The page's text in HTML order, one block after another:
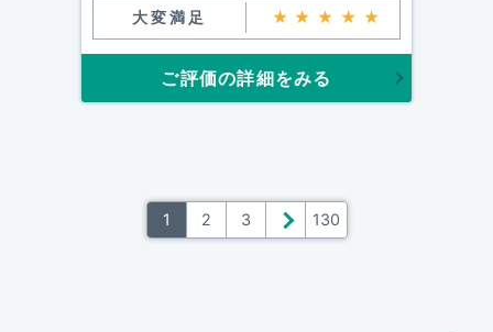
大変満足 ★★★★★
ご評価の詳細をみる
1 2 3 ＞ 130